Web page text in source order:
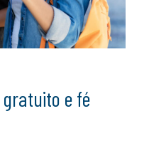
gratuito e fé